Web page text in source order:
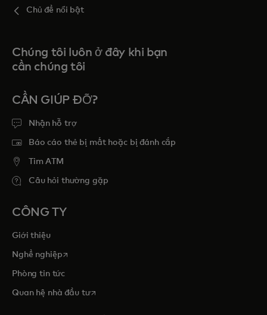
Chủ đề nổi bật
Chúng tôi luôn ở đây khi bạn
cần chúng tôi
CẦN GIÚP ĐỠ?
Nhận hỗ trợ
Báo cáo thẻ bị mất hoặc bị đánh cắp
Tim ATM
Câu hỏi thường gặp
CÔNG TY
Giới thiệu
Nghề nghiệpopens in a new tab
Phòng tin tức
Quan hệ nhà đầu tưopens in a new tab